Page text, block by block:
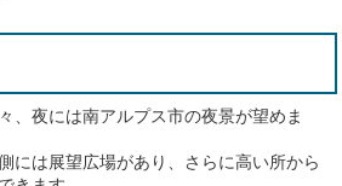
、夜には南アルプス市の夜景が望めま
には展望広場があり、さらに高い所から